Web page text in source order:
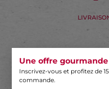
Une offre
Inscrivez-vous et profitez de
commande.